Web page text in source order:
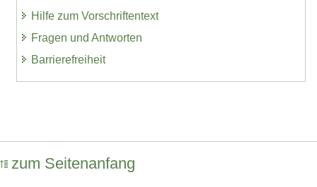
Hilfe zum Vorschriftentext
Fragen und Antworten
Barrierefreiheit
zum Seitenanfang